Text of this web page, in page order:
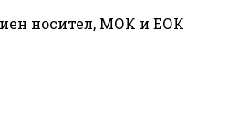
носител, МОК и ЕОК